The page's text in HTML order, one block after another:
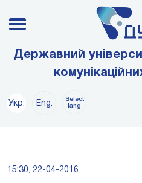
Державний
Укр. Eng.
Select
lang
15:30, 22-04-2016